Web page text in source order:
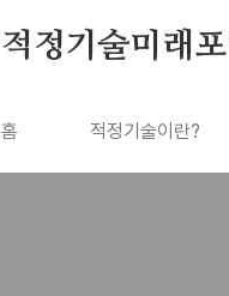
적정기술미래포
홈 적정기술이란?